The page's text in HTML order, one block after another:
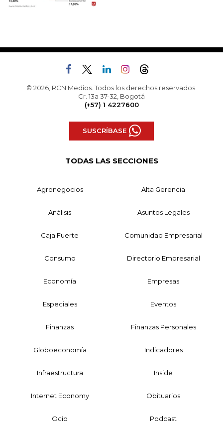
© 2026, RCN Medios. Todos los derechos reservados.
Cr. 13a 37-32, Bogotá
(+57) 1 4227600
SUSCRÍBASE
TODAS LAS SECCIONES
Agronegocios Alta Gerencia
Análisis Asuntos Legales
Caja Fuerte Comunidad Empresarial
Consumo Directorio Empresarial
Economía Empresas
Especiales Eventos
Finanzas Finanzas Personales
Globoeconomía Indicadores
Infraestructura Inside
Internet Economy Obituarios
Ocio Podcast